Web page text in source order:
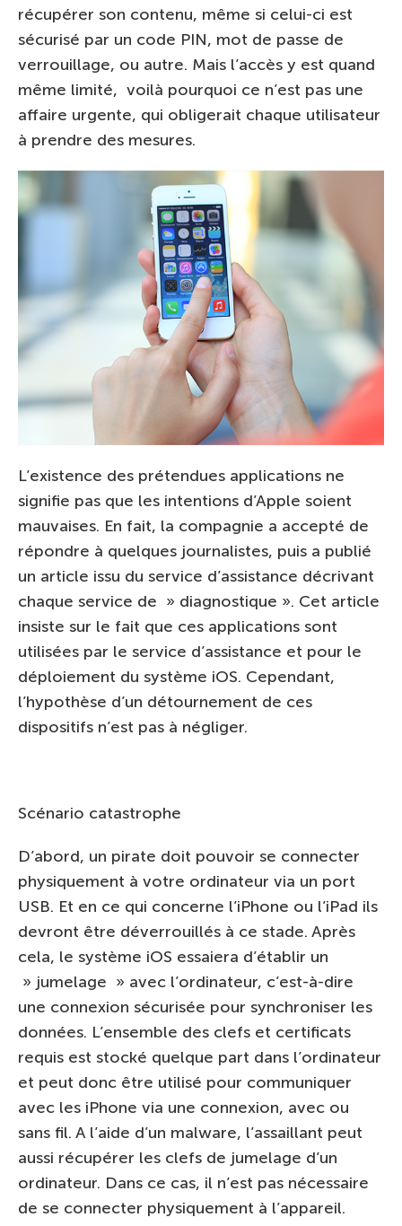
récupérer son contenu, même si celui-ci est
sécurisé par un code PIN, mot de passe de
verrouillage, ou autre. Mais l’accès y est quand
même limité, voilà pourquoi ce n’est pas une
affaire urgente, qui obligerait chaque utilisateur
à prendre des mesures.
L’existence des prétendues applications ne
signifie pas que les intentions d’Apple soient
mauvaises. En fait, la compagnie a accepté de
répondre à quelques journalistes, puis a publié
un article issu du service d’assistance décrivant
chaque service de » diagnostique ». Cet article
insiste sur le fait que ces applications sont
utilisées par le service d’assistance et pour le
déploiement du système iOS. Cependant,
l’hypothèse d’un détournement de ces
dispositifs n’est pas à négliger.
Scénario catastrophe
D’abord, un pirate doit pouvoir se connecter
physiquement à votre ordinateur via un port
USB. Et en ce qui concerne l’iPhone ou l’iPad ils
devront être déverrouillés à ce stade. Après
cela, le système iOS essaiera d’établir un
» jumelage » avec l’ordinateur, c’est-à-dire
une connexion sécurisée pour synchroniser les
données. L’ensemble des clefs et certificats
requis est stocké quelque part dans l’ordinateur
et peut donc être utilisé pour communiquer
avec les iPhone via une connexion, avec ou
sans fil. A l’aide d’un malware, l’assaillant peut
aussi récupérer les clefs de jumelage d’un
ordinateur. Dans ce cas, il n’est pas nécessaire
de se connecter physiquement à l’appareil.